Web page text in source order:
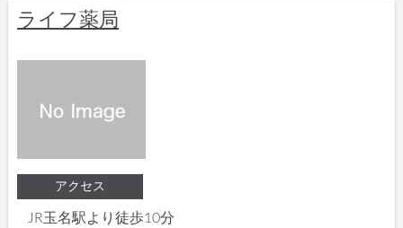
ライフ薬局
アクセス
JR玉名駅より徒歩10分